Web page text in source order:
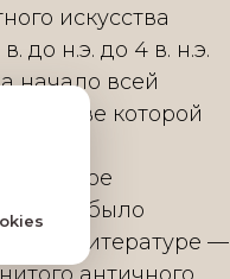
искусства
до н.э. до 4 в. н.э.
начало всей
основе которой
Особое
было
и в литературе —